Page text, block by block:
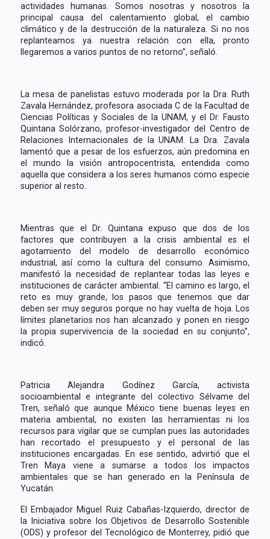
actividades humanas. Somos nosotras y nosotros la
principal causa del calentamiento global, el cambio
climático y de la destrucción de la naturaleza. Si no nos
replanteamos ya nuestra relación con ella, pronto
llegaremos a varios puntos de no retorno”, señaló.
La mesa de panelistas estuvo moderada por la Dra. Ruth
Zavala Hernández, profesora asociada C de la Facultad de
Ciencias Políticas y Sociales de la UNAM, y el Dr. Fausto
Quintana Solórzano, profesor-investigador del Centro de
Relaciones Internacionales de la UNAM. La Dra. Zavala
lamentó que a pesar de los esfuerzos, aún predomina en
el mundo la visión antropocentrista, entendida como
aquella que considera a los seres humanos como especie
superior al resto.
Mientras que el Dr. Quintana expuso que dos de los
factores que contribuyen a la crisis ambiental es el
agotamiento del modelo de desarrollo económico
industrial, así como la cultura del consumo. Asimismo,
manifestó la necesidad de replantear todas las leyes e
instituciones de carácter ambiental. “El camino es largo, el
reto es muy grande, los pasos que tenemos que dar
deben ser muy seguros porque no hay vuelta de hoja. Los
límites planetarios nos han alcanzado y ponen en riesgo
la propia supervivencia de la sociedad en su conjunto”,
indicó.
Patricia Alejandra Godínez García, activista
socioambiental e integrante del colectivo Sélvame del
Tren, señaló que aunque México tiene buenas leyes en
materia ambiental, no existen las herramientas ni los
recursos para vigilar que se cumplan pues las autoridades
han recortado el presupuesto y el personal de las
instituciones encargadas. En ese sentido, advirtió que el
Tren Maya viene a sumarse a todos los impactos
ambientales que se han generado en la Península de
Yucatán.
El Embajador Miguel Ruiz Cabañas-Izquierdo, director de
la Iniciativa sobre los Objetivos de Desarrollo Sostenible
(ODS) y profesor del Tecnológico de Monterrey, pidió que